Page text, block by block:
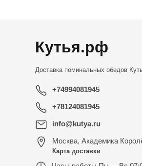
Кутья.рф
Доставка поминальных обедов
+74994081945
+78124081945
info@kutya.ru
Москва, Академика
Карта доставки